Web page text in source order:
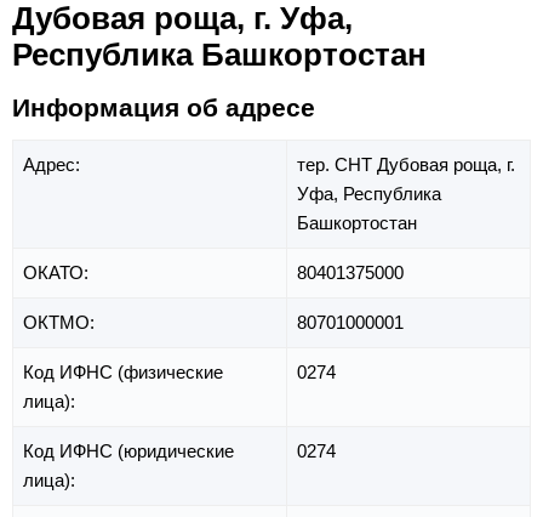
Дубовая роща, г. Уфа,
Республика Башкортостан
Информация об адресе
Адрес: тер. СНТ Дубовая роща, г.
Уфа, Республика
Башкортостан
ОКАТО: 80401375000
ОКТМО: 80701000001
Код ИФНС (физические
лица):
0274
Код ИФНС (юридические
лица):
0274